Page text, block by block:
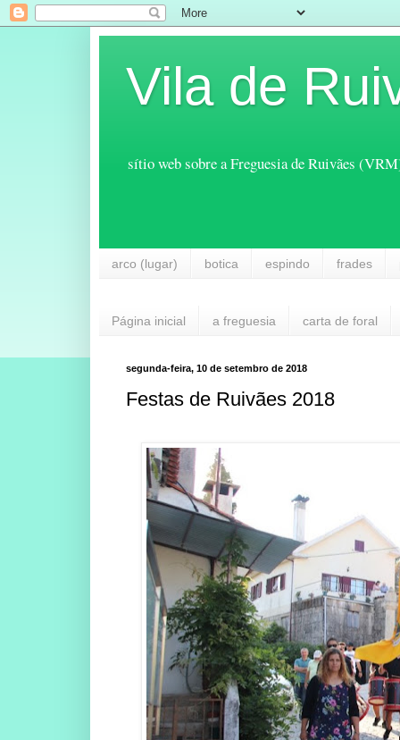
Vila de
sítio web sobre a Freguesia de Ruivães
arco (lugar) botica espindo frades
Página inicial a freguesia carta de foral
segunda-feira, 10 de setembro de 2018
Festas de Ruivães 2018